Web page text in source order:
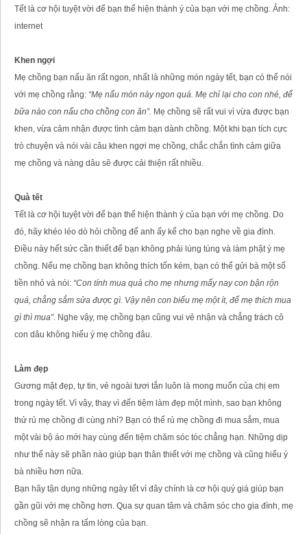
Tết là cơ hội tuyệt vời để bạn thể hiện thành ý của bạn với mẹ chồng. Ảnh:
internet
Khen ngợi
Mẹ chồng bạn nấu ăn rất ngon, nhất là những món ngày tết, bạn có thể nói
với mẹ chồng rằng: “Mẹ nấu món này ngon quá. Mẹ chỉ lại cho con nhé, để
bữa nào con nấu cho chồng con ăn”. Mẹ chồng sẽ rất vui vì vừa được bạn
khen, vừa cảm nhận được tình cảm bạn dành chồng. Một khi bạn tích cực
trò chuyện và nói vài câu khen ngợi mẹ chồng, chắc chắn tình cảm giữa
mẹ chồng và nàng dâu sẽ được cải thiện rất nhiều.
Quà tết
Tết là cơ hội tuyệt vời để bạn thể hiện thành ý của bạn với mẹ chồng. Do
đó, hãy khéo léo dò hỏi chồng để anh ấy kể cho bạn nghe về gia đình.
Điều này hết sức cần thiết để bạn không phải lúng túng và làm phật ý mẹ
chồng. Nếu mẹ chồng bạn không thích tốn kém, bạn có thể gửi bà một số
tiền nhỏ và nói: “Con tính mua quà cho mẹ nhưng mấy nay con bận rộn
quá, chẳng sắm sửa được gì. Vậy nên con biếu mẹ một ít, để mẹ thích mua
gì thì mua”. Nghe vậy, mẹ chồng bạn cũng vui vẻ nhận và chẳng trách cô
con dâu không hiểu ý mẹ chồng đâu.
Làm đẹp
Gương mặt đẹp, tự tin, vẻ ngoài tươi tắn luôn là mong muốn của chị em
trong ngày tết. Vì vậy, thay vì đến tiệm làm đẹp một mình, sao bạn không
thử rủ mẹ chồng đi cùng nhỉ? Bạn có thể rủ mẹ chồng đi mua sắm, mua
một vài bộ áo mới hay cùng đến tiệm chăm sóc tóc chẳng hạn. Những dịp
như thế này sẽ phần nào giúp bạn thân thiết với mẹ chồng và cũng hiểu ý
bà nhiều hơn nữa.
Bạn hãy tận dụng những ngày tết vì đây chính là cơ hội quý giá giúp bạn
gần gũi với mẹ chồng hơn. Qua sự quan tâm và chăm sóc cho gia đình, mẹ
chồng sẽ nhận ra tấm lòng của bạn.